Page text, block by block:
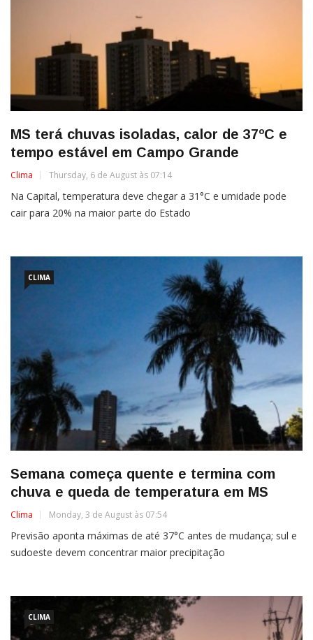
MS terá chuvas isoladas, calor de 37ºC e
tempo estável em Campo Grande
Clima Thursday, 6 de August às 07:14
Na Capital, temperatura deve chegar a 31°C e umidade pode
cair para 20% na maior parte do Estado
CLIMA
Semana começa quente e termina com
chuva e queda de temperatura em MS
Clima Monday, 3 de August às 07:54
Previsão aponta máximas de até 37°C antes de mudança; sul e
sudoeste devem concentrar maior precipitação
CLIMA